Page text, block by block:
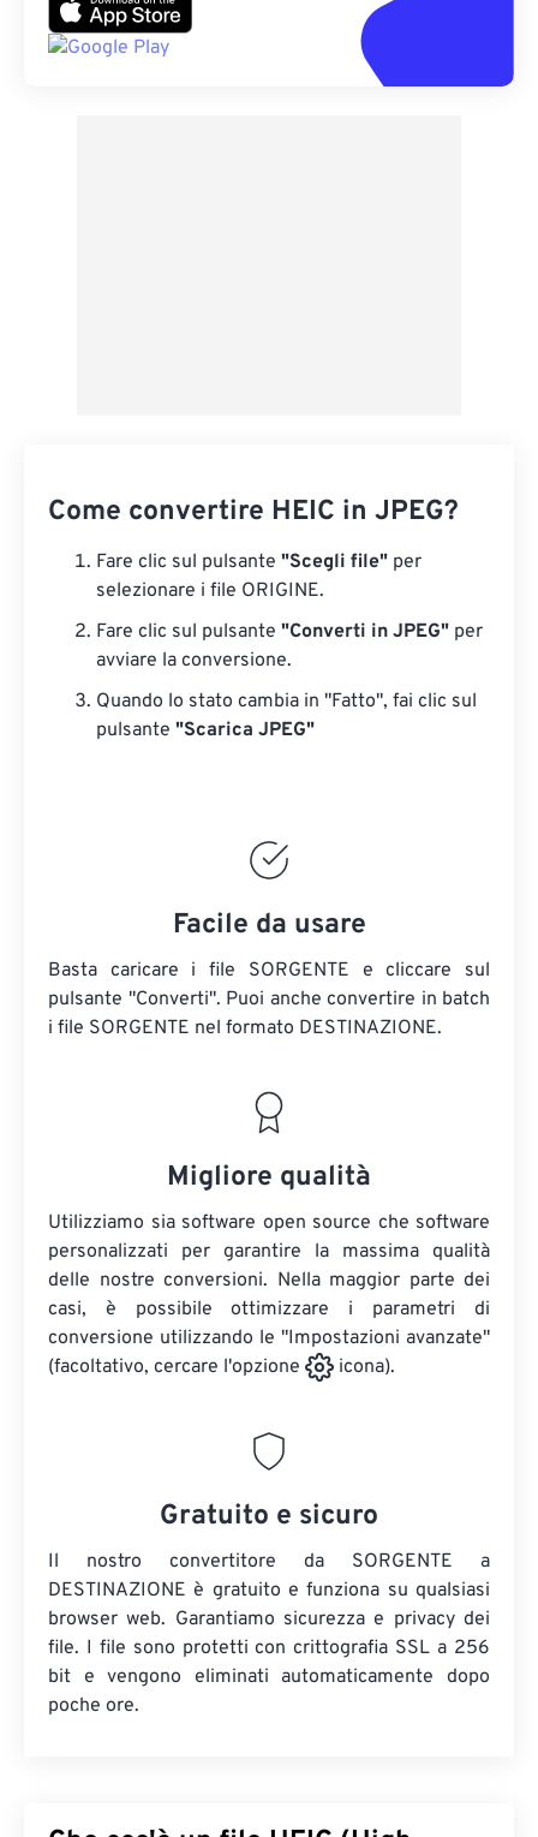
Come convertire HEIC in JPEG?
Fare clic sul pulsante "Scegli file" per
selezionare i file ORIGINE.
Fare clic sul pulsante "Converti in JPEG" per
avviare la conversione.
Quando lo stato cambia in "Fatto", fai clic sul
pulsante "Scarica JPEG"
Facile da usare
Basta caricare i file SORGENTE e cliccare sul
pulsante "Converti". Puoi anche convertire in batch
i file SORGENTE nel formato DESTINAZIONE.
Migliore qualità
Utilizziamo sia software open source che software
personalizzati per garantire la massima qualità
delle nostre conversioni. Nella maggior parte dei
casi, è possibile ottimizzare i parametri di
conversione utilizzando le "Impostazioni avanzate"
(facoltativo, cercare l'opzione
icona).
Gratuito e sicuro
Il nostro convertitore da SORGENTE a
DESTINAZIONE è gratuito e funziona su qualsiasi
browser web. Garantiamo sicurezza e privacy dei
file. I file sono protetti con crittografia SSL a 256
bit e vengono eliminati automaticamente dopo
poche ore.